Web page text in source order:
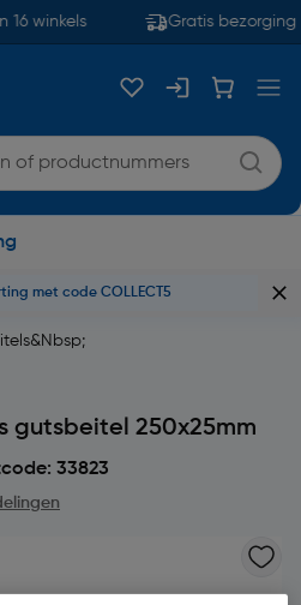
winkels Gratis bezorging
met code COLLECT5
gutsbeitel 250x25mm
33823